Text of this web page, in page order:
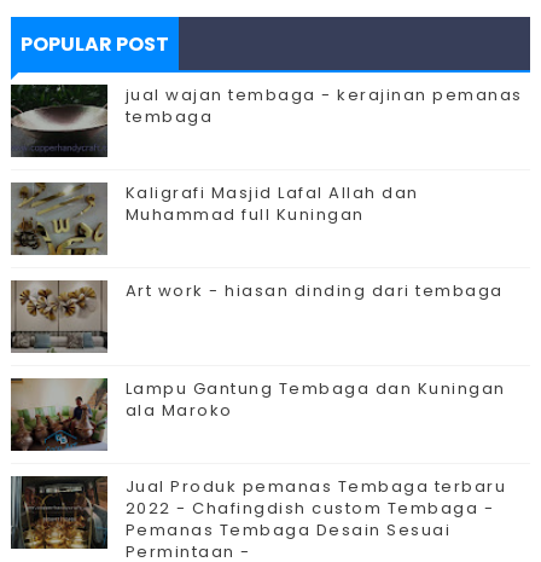
POPULAR POST
jual wajan tembaga - kerajinan pemanas
tembaga
Kaligrafi Masjid Lafal Allah dan
Muhammad full Kuningan
Art work - hiasan dinding dari tembaga
Lampu Gantung Tembaga dan Kuningan
ala Maroko
Jual Produk pemanas Tembaga terbaru
2022 - Chafingdish custom Tembaga -
Pemanas Tembaga Desain Sesuai
Permintaan -